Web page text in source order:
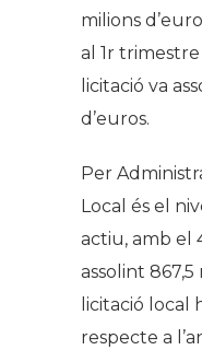
milions
al 1r
licitació va
d’euros.
Per
Local és el
actiu, amb el
assolint 867,5
licitació local
respecte a